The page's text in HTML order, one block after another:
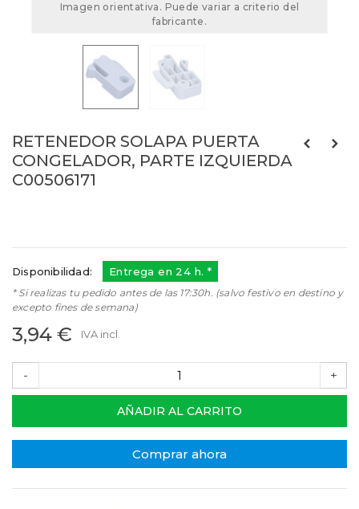
Imagen orientativa. Puede variar a criterio del
fabricante.
RETENEDOR SOLAPA PUERTA
CONGELADOR, PARTE IZQUIERDA
C00506171
Disponibilidad: Entrega en 24 h. *
* Si realizas tu pedido antes de las 17:30h. (salvo festivo en destino y
excepto fines de semana)
3,94 € IVA incl.
- +
AÑADIR AL CARRITO
Comprar ahora